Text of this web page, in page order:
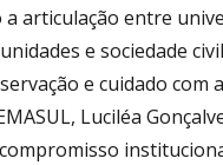
a articulação entre
e sociedade
e cuidado com
Luciléa